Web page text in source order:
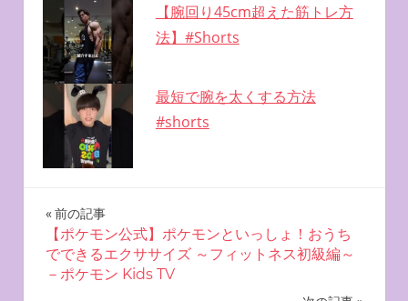
【腕回り45cm超えた筋トレ方
法】#Shorts
最短で腕を太くする方法
#shorts
投
稿
ナ
前の記事
【ポケモン公式】ポケモンといっしょ！おうち
でできるエクササイズ ～フィットネス初級編～
－ポケモン Kids TV